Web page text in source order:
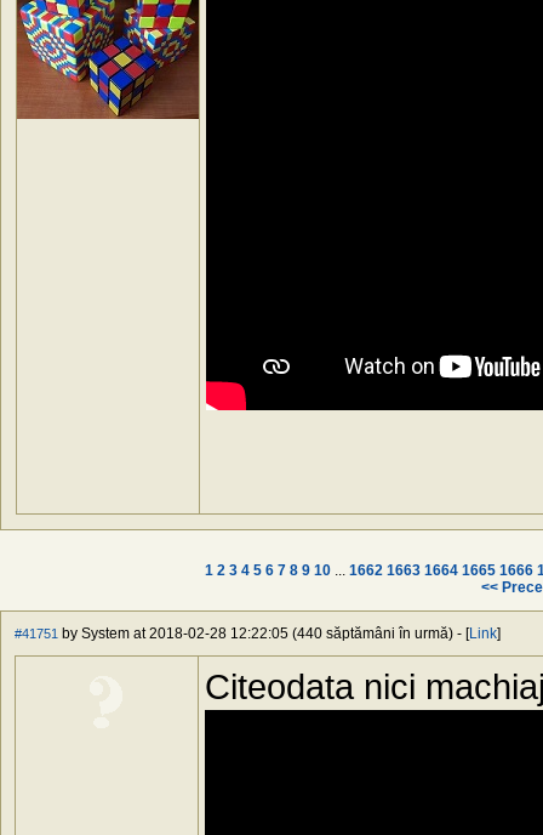
1 2 3 4 5 6 7 8 9 10... 1662 1663 1664 1665 1666
<<
#41751 by System at 2018-02-28 12:22:05 (440 săptămâni în urmă) - [Link]
Citeodata nici